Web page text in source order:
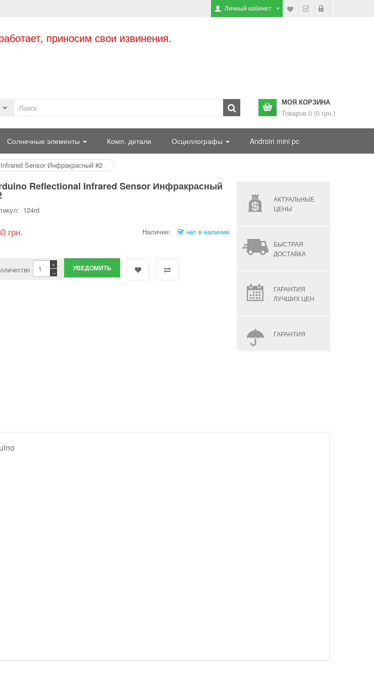
Личный кабинет
приносим свои извинения.
МОЯ КОРЗИНА
Товаров 0 (0 грн.)
Солнечные элементы Комп. детали Осциллографы Androin mini pc
Sensor Инфракрасный #2
Reflectional Infrared Sensor Инфракрасный
124rd
грн. Наличие: нет в наличии
−
+ УВЕДОМИТЬ
АКТУАЛЬНЫЕ
ЦЕНЫ
БЫСТРАЯ
ДОСТАВКА
ГАРАНТИЯ
ЛУЧШИХ ЦЕН
ГАРАНТИЯ